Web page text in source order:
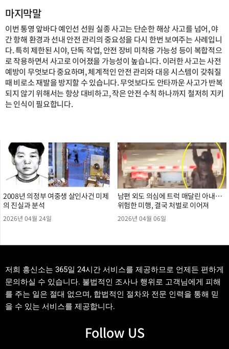
마지막말
이번 통영 앞바다 예인선 선원 실종 사고는 단순한 해상 사고를 넘어, 야
간 항해 환경과 선내 안전 관리의 중요성을 다시 한번 보여주는 사례입니
다. 특히 제한된 시야, 단독 작업, 안전 장비 미착용 가능성 등이 복합적으
로 작용하면서 사고로 이어졌을 가능성이 높습니다. 이러한 사고는 사전
예방이 무엇보다 중요하며, 체계적인 안전 관리와 대응 시스템이 갖춰질
때 비로소 재발을 방지할 수 있습니다. 무엇보다도 안타까운 사고가 반복
되지 않기 위해서는 항상 대비하고, 작은 안전 수칙 하나까지 철저히 지키
는 인식이 필요합니다.
2008년 의정부 여중생 살인사건 미제
의 진실과 분석
2026년 04월 24일
남편 외도 의심에 트럭 매달린 아내…
위험한 미행, 결국 처벌로 이어져
2026년 04월 06일
저희 흥신소는 365일 24시간 서비스를 제공하므로 언제든 편하게
문의하실 수 있습니다. 불법적인 조사나 행위로 고객님에게 피해
를 주는 일은 절대 없으며, 합법적인 절차와 전문 인력을 통해 믿
을 수 있는 서비스를 제공합니다.
Follow US